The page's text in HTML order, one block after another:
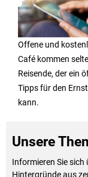
Offene und
Café kommen
Reisende, der ein
Tipps für den
kann.
Unsere
Informieren Sie sich
Hintergründe aus